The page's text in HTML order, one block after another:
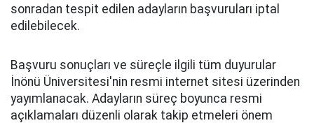
sonradan tespit edilen adayların başvuruları iptal
edilebilecek.
Başvuru sonuçları ve süreçle ilgili tüm duyurular
İnönü Üniversitesi'nin resmi internet sitesi üzerinden
yayımlanacak. Adayların süreç boyunca resmi
açıklamaları düzenli olarak takip etmeleri önem